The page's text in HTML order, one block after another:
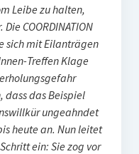
Leibe zu halten,
Die COORDINATION
sich mit Eilanträgen
Treffen Klage
dass das Beispiel
ungeahndet
heute an. Nun leitet
ein: Sie zog vor